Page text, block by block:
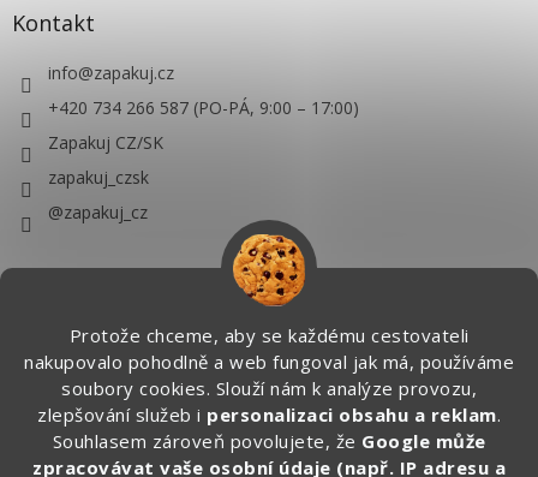
Protože chceme, aby se každému cestovateli
nakupovalo pohodlně a web fungoval jak má, používáme
soubory cookies. Slouží nám k analýze provozu,
zlepšování služeb i personalizaci obsahu a reklam.
Souhlasem zároveň povolujete, že Google může
zpracovávat vaše osobní údaje (např. IP adresu a
Kontakt
info@zapakuj.cz
+420 734 266 587 (PO-PÁ, 9:00 – 17:00)
Zapakuj CZ/SK
zapakuj_czsk
@zapakuj_cz